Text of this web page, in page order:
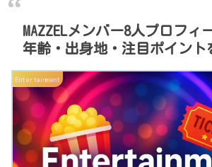
MAZZELメンバー8人プロフィ
年齢・出身地・注目ポイント
Entertainment